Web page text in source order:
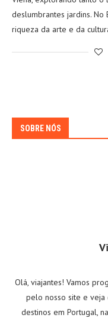
deslumbrantes jardins.
riqueza da arte e da
SOBRE NÓS
Olá, viajantes! Vamos
pelo nosso site e veja
destinos em Portugal,